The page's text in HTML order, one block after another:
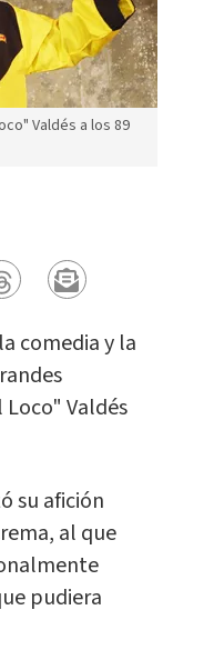
Valdés a los 89
comedia y la
Valdés
su afición
al que
pudiera